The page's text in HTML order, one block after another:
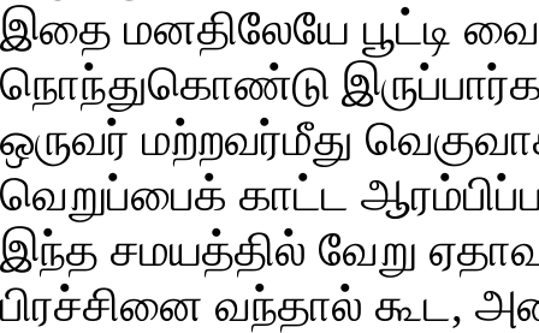
இதை மனதிலேயே பூட்டி
நொந்துகொண்டு
ஒருவர் மற்றவர்மீது
வெறுப்பைக் காட்ட
இந்த சமயத்தில் வேறு
பிரச்சினை வந்தால் கூட,